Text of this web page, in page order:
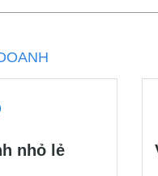
nhỏ lẻ